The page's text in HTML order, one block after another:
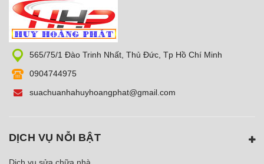
565/75/1 Đào Trinh Nhất, Thủ Đức, Tp Hồ Chí Minh
0904744975
suachuanhahuyhoangphat@gmail.com
DỊCH VỤ NỖI BẬT